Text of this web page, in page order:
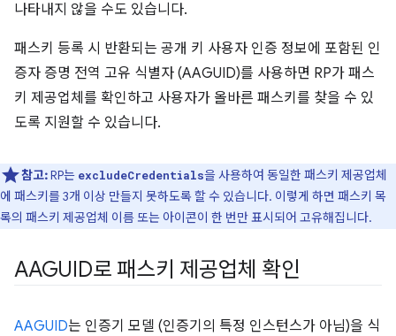
나타내지 않을 수도 있습니다.
패스키 등록 시 반환되는 공개 키 사용자 인증 정보에 포함된 인
증자 증명 전역 고유 식별자 (AAGUID)를 사용하면 RP가 패스
키 제공업체를 확인하고 사용자가 올바른 패스키를 찾을 수 있
도록 지원할 수 있습니다.
참고:RP는 excludeCredentials을 사용하여 동일한 패스키 제공업체
에 패스키를 3개 이상 만들지 못하도록 할 수 있습니다. 이렇게 하면 패스키 목
록의 패스키 제공업체 이름 또는 아이콘이 한 번만 표시되어 고유해집니다.
AAGUID로 패스키 제공업체 확인
AAGUID는 인증기 모델 (인증기의 특정 인스턴스가 아님)을 식